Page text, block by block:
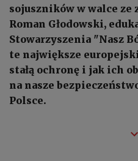
sojuszników w walce
Roman Głodowski,
Stowarzyszenia "Nasz
te największe
stałą ochronę i jak ich
na nasze
Polsce.